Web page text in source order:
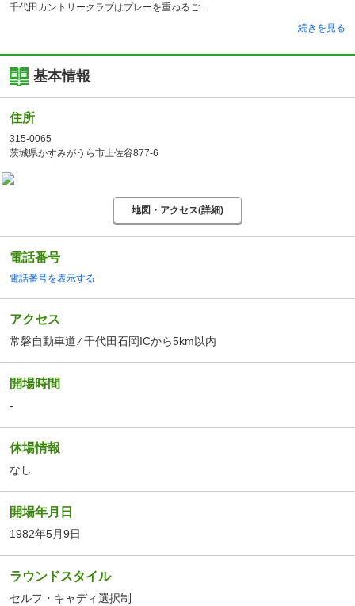
千代田カントリークラブはプレーを重ねるご
続きを見る
基本情報
住所
315-0065
茨城県かすみがうら市上佐谷877-6
地図・アクセス(詳細)
電話番号
電話番号を表示する
アクセス
常磐自動車道 ⁄ 千代田石岡ICから5km以内
開場時間
-
休場情報
なし
開場年月日
1982年5月9日
ラウンドスタイル
セルフ・キャディ選択制